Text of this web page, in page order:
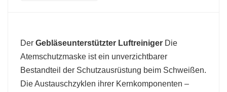
Der Gebläseunterstützter Luftreiniger Die
Atemschutzmaske ist ein unverzichtbarer
Bestandteil der Schutzausrüstung beim Schweißen.
Die Austauschzyklen ihrer Kernkomponenten –